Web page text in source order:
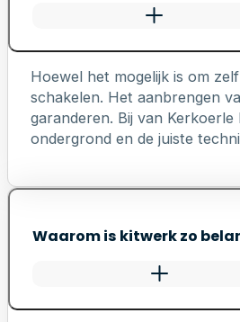
Hoewel het mogelijk is om
schakelen. Het aanbrengen
garanderen. Bij van
ondergrond en de juiste
Waarom is kitwerk zo